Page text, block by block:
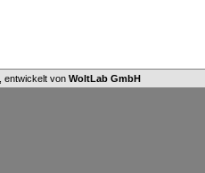
, entwickelt von WoltLab GmbH